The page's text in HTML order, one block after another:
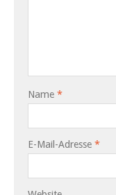
Name *
E-Mail-Adresse *